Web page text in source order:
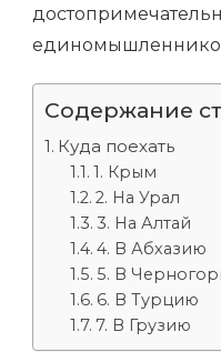
Содержание
Куда поехать
1. Крым
2. На Урал
3. На Алтай
4. В Абхазию
5. В
6. В Турцию
7. В Грузию